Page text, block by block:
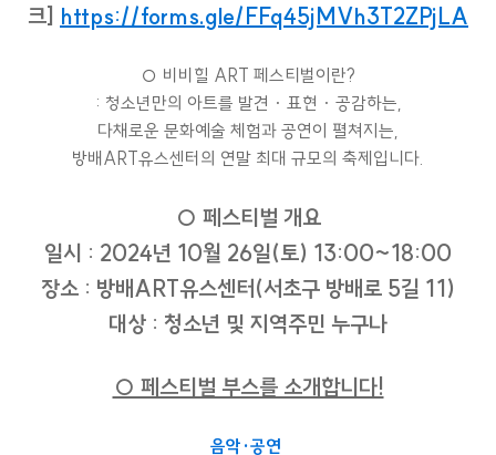
크] https://forms.gle/FFq45jMVh3T2ZPjLA
○ 비비힐 ART 페스티벌이란?
: 청소년만의 아트를 발견 · 표현 · 공감하는,
다채로운 문화예술 체험과 공연이 펼쳐지는,
방배ART유스센터의 연말 최대 규모의 축제입니다.
○ 페스티벌 개요
일시 : 2024년 10월 26일(토) 13:00~18:00
장소 : 방배ART유스센터(서초구 방배로 5길 11)
대상 : 청소년 및 지역주민 누구나
○ 페스티벌 부스를 소개합니다!
음악·공연